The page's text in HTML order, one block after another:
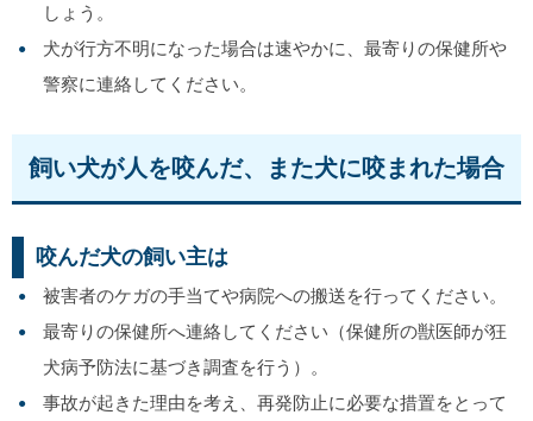
しょう。
犬が行方不明になった場合は速やかに、最寄りの保健所や
警察に連絡してください。
飼い犬が人を咬んだ、また犬に咬まれた場合
咬んだ犬の飼い主は
被害者のケガの手当てや病院への搬送を行ってください。
最寄りの保健所へ連絡してください（保健所の獣医師が狂
犬病予防法に基づき調査を行う）。
事故が起きた理由を考え、再発防止に必要な措置をとって